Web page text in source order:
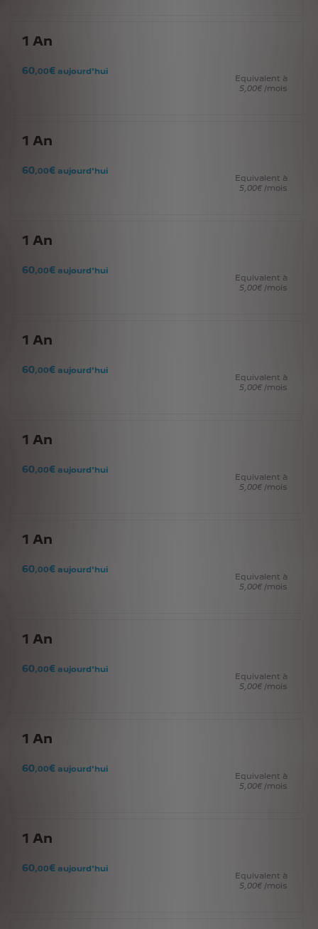
1 An
60,00€ aujourd'hui
Equivalent à
5,00€ /mois
1 An
60,00€ aujourd'hui
Equivalent à
5,00€ /mois
1 An
60,00€ aujourd'hui
Equivalent à
5,00€ /mois
1 An
60,00€ aujourd'hui
Equivalent à
5,00€ /mois
1 An
60,00€ aujourd'hui
Equivalent à
5,00€ /mois
1 An
60,00€ aujourd'hui
Equivalent à
5,00€ /mois
1 An
60,00€ aujourd'hui
Equivalent à
5,00€ /mois
1 An
60,00€ aujourd'hui
Equivalent à
5,00€ /mois
1 An
60,00€ aujourd'hui
Equivalent à
5,00€ /mois